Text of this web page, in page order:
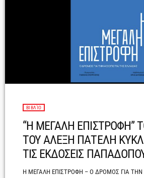
ΒΙΒΛΊΟ
“Η ΜΕΓΑΛΗ ΕΠΙΣΤΡΟΦΗ”
ΤΟΥ ΑΛΕΞΗ ΠΑΤΕΛΗ
ΤΙΣ ΕΚΔΟΣΕΙΣ
Η ΜΕΓΑΛΗ ΕΠΙΣΤΡΟΦΗ – Ο ΔΡΟΜΟΣ ΓΙΑ ΤΗΝ